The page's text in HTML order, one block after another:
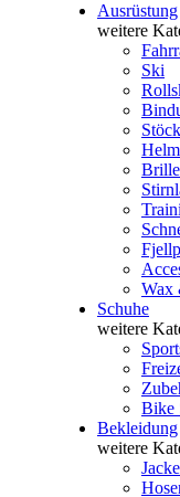
Ausrüstung
weitere
Ski
Wax
Schuhe
weitere
Bike
Bekleidung
weitere